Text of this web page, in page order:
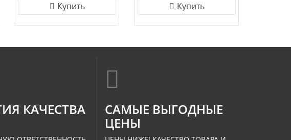
Купить Купить
КАЧЕСТВА
САМЫЕ ВЫГОДНЫЕ
ЦЕНЫ